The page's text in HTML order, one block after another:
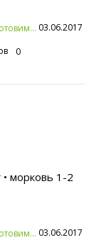
03.06.2017
0
морковь 1-2
03.06.2017